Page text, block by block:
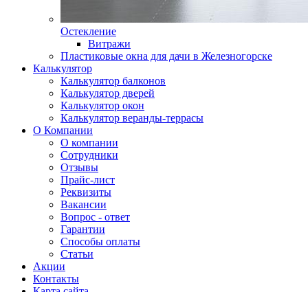
Остекление
Витражи
Пластиковые окна для дачи в Железногорске
Калькулятор
Калькулятор балконов
Калькулятор дверей
Калькулятор окон
Калькулятор веранды-террасы
О Компании
О компании
Сотрудники
Отзывы
Прайс-лист
Реквизиты
Вакансии
Вопрос - ответ
Гарантии
Способы оплаты
Статьи
Акции
Контакты